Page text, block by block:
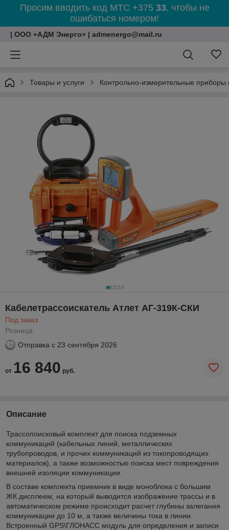
Просим вводить код МТС +375 33, чтобы не
ошибаться номером!
| ООО «АДМ Энерго» | admenergo@mail.ru
Товары и услуги Контрольно-измерительные
Кабелетрассоискатель Атлет АГ-319К-СКИ
Под заказ
Розница
Отправка с 23 сентября 2026
от 16 840 руб.
Описание
Трассопоисковый комплект для поиска подземных
коммуникаций (кабельных линий, металлических
трубопроводов, и прочих коммуникаций из токопроводящих
материалов), а также возможностью поиска мест повреждения
внешней изоляции коммуникации.
В составе комплекта приемник в виде моноблока с большим
ЖК дисплеем, на который выводится изображение трассы и в
автоматическом режиме происходит расчет глубины залегания
коммуникации до 10 м, а также величины тока в линии.
Встроенный GPS\ГЛОНАСС модуль для определения и записи